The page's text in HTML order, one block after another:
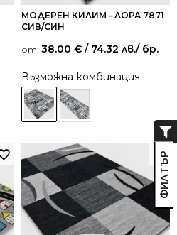
МОДЕРЕН КИЛИМ - ЛОРА 7871
СИВ/СИН
от: 38.00 € / 74.32 лв./ бр.
Възможна комбинация